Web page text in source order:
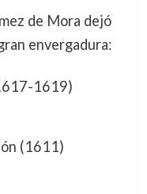
de Mora dejó
envergadura:
1619)
(1611)